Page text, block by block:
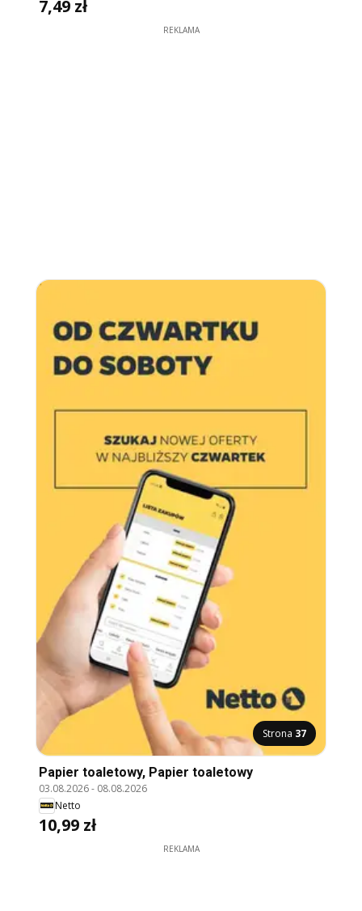
7,49 zł
REKLAMA
Strona 37
Papier toaletowy, Papier toaletowy
03.08.2026- 08.08.2026
Netto
10,99 zł
REKLAMA